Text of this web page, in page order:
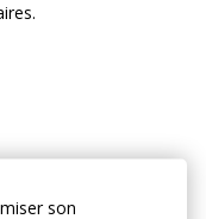
son